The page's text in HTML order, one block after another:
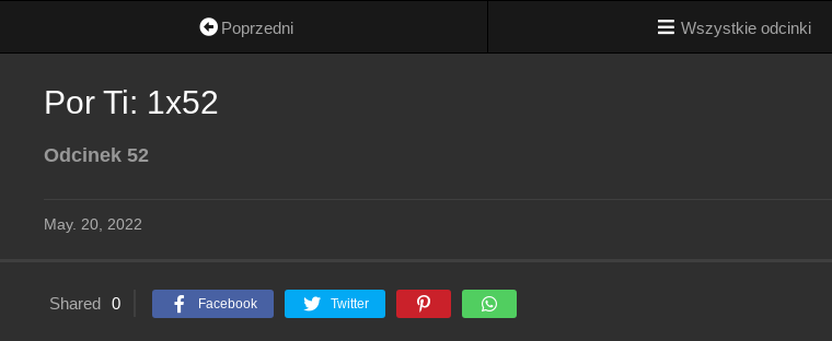
Poprzedni Wszystkie odcinki
Por Ti: 1x52
Odcinek 52
May. 20, 2022
Shared 0 Facebook Twitter